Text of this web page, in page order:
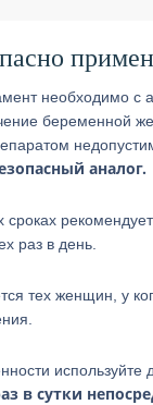
необходимо с
беременной
аналог.
раз в день.
тех женщин, у
в сутки